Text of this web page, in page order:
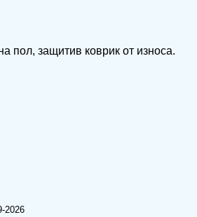
пол, защитив коврик от износа.
2026